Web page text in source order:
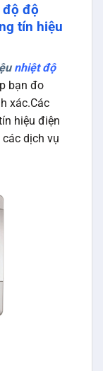
độ độ
tín hiệu
nhiệt độ
bạn đo
xác.Các
hiệu điện
dịch vụ